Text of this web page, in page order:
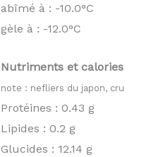
abîmé à : -10.0°C
gèle à : -12.0°C
Nutriments et calories
note : nefliers du japon, cru
Protéines : 0.43 g
Lipides : 0.2 g
Glucides : 12.14 g